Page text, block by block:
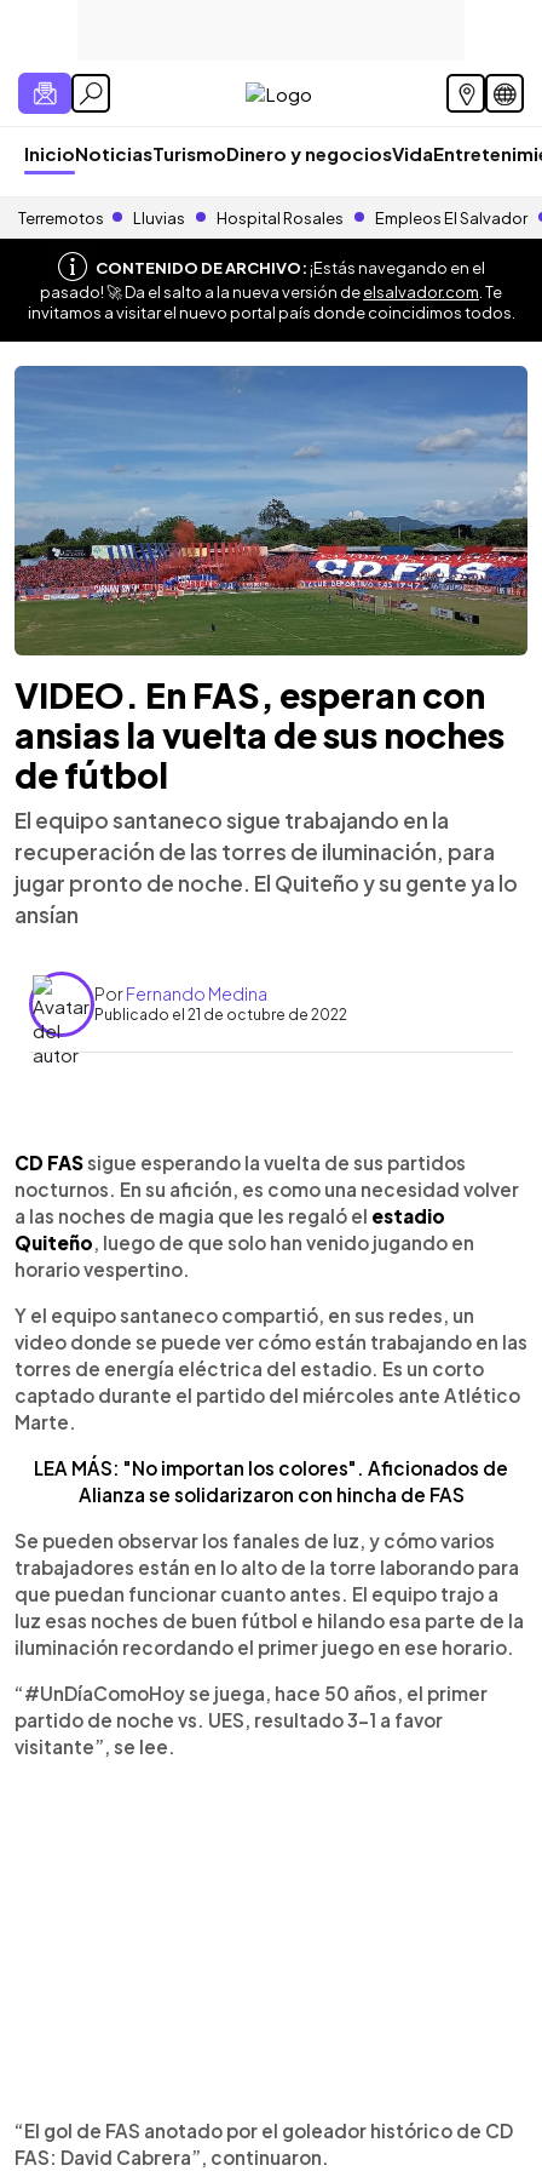
InicioNoticiasTurismoDinero y negociosVida
Terremotos Lluvias Hospital Rosales Empleos El Salvador
CONTENIDO DE ARCHIVO:¡Estás navegando en el
pasado! 🚀 Da el salto a la nueva versión deelsalvador.com . Te
invitamos a visitar el nuevo portal país donde coincidimos todos.
VIDEO. En FAS, esperan con
ansias la vuelta de sus noches
de fútbol
El equipo santaneco sigue trabajando en la
recuperación de las torres de iluminación, para
jugar pronto de noche. El Quiteño y su gente ya lo
ansían
PorFernando Medina
Publicado el 21 de octubre de 2022
► Escuchar artículo
CD FASsigue esperando la vuelta de sus partidos
nocturnos. En su afición, es como una necesidad volver
a las noches de magia que les regaló el estadio
Quiteño , luego de que solo han venido jugando en
horario vespertino.
Y el equipo santaneco compartió, en sus redes, un
video donde se puede ver cómo están trabajando en las
torres de energía eléctrica del estadio. Es un corto
captado durante el partido del miércoles ante Atlético
Marte.
LEA MÁS: "No importan los colores". Aficionados de
Alianza se solidarizaron con hincha de FAS
Se pueden observar los fanales de luz, y cómo varios
trabajadores están en lo alto de la torre laborando para
que puedan funcionar cuanto antes. El equipo trajo a
luz esas noches de buen fútbol e hilando esa parte de la
iluminación recordando el primer juego en ese horario.
“#UnDíaComoHoy se juega, hace 50 años, el primer
partido de noche vs. UES, resultado 3-1 a favor
visitante”, se lee.
“El gol de FAS anotado por el goleador histórico de CD
FAS: David Cabrera”, continuaron.